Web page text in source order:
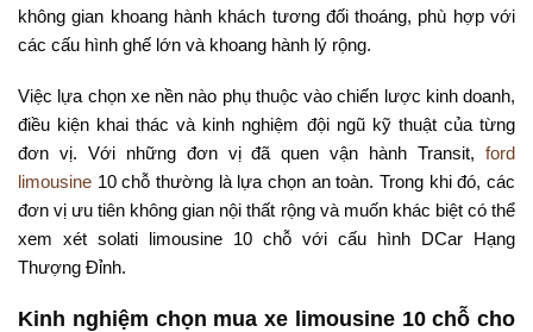
không gian khoang hành khách tương đối thoáng, phù hợp với
các cấu hình ghế lớn và khoang hành lý rộng.
Việc lựa chọn xe nền nào phụ thuộc vào chiến lược kinh doanh,
điều kiện khai thác và kinh nghiệm đội ngũ kỹ thuật của từng
đơn vị. Với những đơn vị đã quen vận hành Transit, ford
limousine 10 chỗ thường là lựa chọn an toàn. Trong khi đó, các
đơn vị ưu tiên không gian nội thất rộng và muốn khác biệt có thể
xem xét solati limousine 10 chỗ với cấu hình DCar Hạng
Thượng Đỉnh.
Kinh nghiệm chọn mua xe limousine 10 chỗ cho